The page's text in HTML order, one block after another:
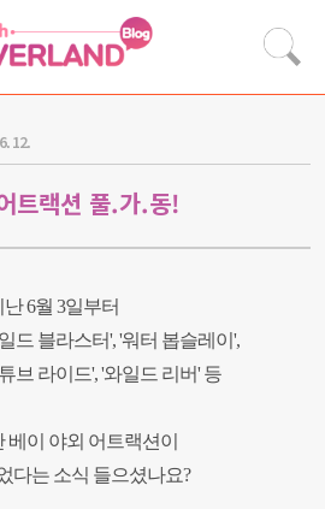
12.
트랙션 풀.가.동!
난6월 3일부터
드 블라스터', '워터 봅슬레이',
브 라이드', '와일드 리버' 등
베이 야외 어트랙션이
다는 소식 들으셨나요?